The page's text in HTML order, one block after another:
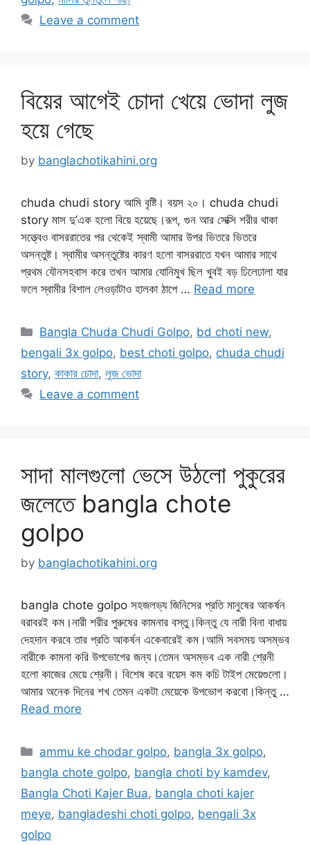
Leave a comment
বিয়ের আগেই চোদা খেয়ে ভোদা লুজ
হয়ে গেছে
by banglachotikahini.org
chuda chudi story আমি বৃষ্টি। বয়স ২০। chuda chudi
story মাস দু’এক হলো বিয়ে হয়েছে।রূপ, গুন আর সেক্সি শরীর থাকা
সত্ত্বেও বাসররাতের পর থেকেই স্বামী আমার উপর ভিতরে ভিতরে
অসন্তুষ্ট। স্বামীর অসন্তুষ্টের কারণ হলো বাসররাতে যখন আমার সাথে
প্রথম যৌনসহবাস করে তখন আমার যোনিমুখ ছিল খুবই বড় ঢিলেঢালা যার
ফলে স্বামীর বিশাল লেওড়াটাও হালকা ঠাপে … Read more
Categories
Bangla Chuda Chudi Golpo, bd choti new,
bengali 3x golpo, best choti golpo, chuda chudi
story, কাকার চোদা, লুজ ভোদা
Leave a comment
সাদা মালগুলো ভেসে উঠলো পুকুরের
জলেতে bangla chote
golpo
by banglachotikahini.org
bangla chote golpo সহজলভ্য জিনিসের প্রতি মানুষের আকর্ষন
বরাবরই কম।নারী শরীর পুরুষের কামনার বস্তু।কিন্তু যে নারী বিনা বাধায়
দেহদান করবে তার প্রতি আকর্ষন একেবারেই কম।আমি সবসময় অসম্ভব
নারীকে কামনা করি উপভোগের জন্য।তেমন অসম্ভব এক নারী শ্রেনী
হলো কাজের মেয়ে শ্রেনী। বিশেষ করে বয়েস কম কচি টাইপ মেয়েগুলো।
আমার অনেক দিনের শখ তেমন একটা মেয়েকে উপভোগ করবো।কিন্তু …
Read more
Categories
ammu ke chodar golpo, bangla 3x golpo,
bangla chote golpo, bangla choti by kamdev,
Bangla Choti Kajer Bua, bangla choti kajer
meye, bangladeshi choti golpo, bengali 3x
golpo